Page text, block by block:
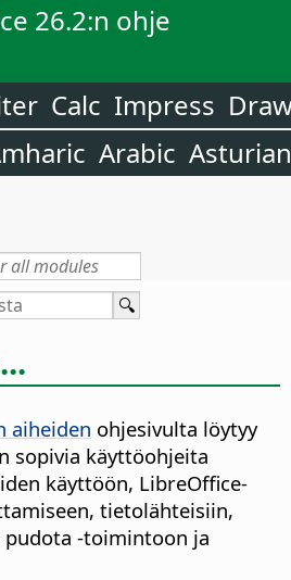
26.2:n ohje
Calc Impress
Arabic Asturian
aiheiden ohjesivulta löytyy
sopivia käyttöohjeita
käyttöön, LibreOffice-
tietolähteisiin,
pudota -toimintoon ja